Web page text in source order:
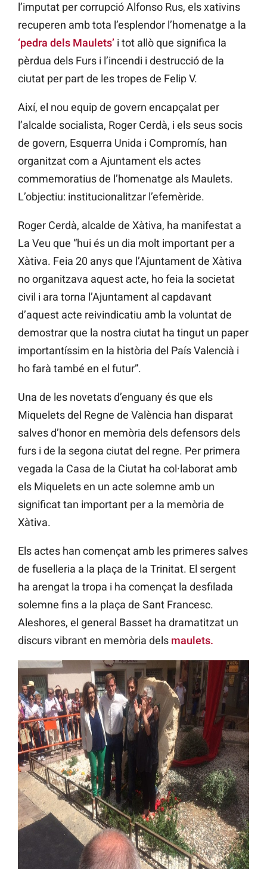
l’imputat per corrupció Alfonso Rus, els xativins
recuperen amb tota l’esplendor l’homenatge a la
‘pedra dels Maulets’ i tot allò que significa la
pèrdua dels Furs i l’incendi i destrucció de la
ciutat per part de les tropes de Felip V.
Així, el nou equip de govern encapçalat per
l’alcalde socialista, Roger Cerdà, i els seus socis
de govern, Esquerra Unida i Compromís, han
organitzat com a Ajuntament els actes
commemoratius de l’homenatge als Maulets.
L’objectiu: institucionalitzar l’efemèride.
Roger Cerdà, alcalde de Xàtiva, ha manifestat a
La Veu que “hui és un dia molt important per a
Xàtiva. Feia 20 anys que l’Ajuntament de Xàtiva
no organitzava aquest acte, ho feia la societat
civil i ara torna l’Ajuntament al capdavant
d’aquest acte reivindicatiu amb la voluntat de
demostrar que la nostra ciutat ha tingut un paper
importantíssim en la història del País Valencià i
ho farà també en el futur”.
Una de les novetats d’enguany és que els
Miquelets del Regne de València han disparat
salves d’honor en memòria dels defensors dels
furs i de la segona ciutat del regne. Per primera
vegada la Casa de la Ciutat ha col·laborat amb
els Miquelets en un acte solemne amb un
significat tan important per a la memòria de
Xàtiva.
Els actes han començat amb les primeres salves
de fuselleria a la plaça de la Trinitat. El sergent
ha arengat la tropa i ha començat la desfilada
solemne fins a la plaça de Sant Francesc.
Aleshores, el general Basset ha dramatitzat un
discurs vibrant en memòria dels maulets.